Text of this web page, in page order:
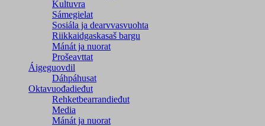
Kultuvra
Sámegielat
Sosiála ja dearvvasvuohta
Riikkaidgaskasaš bargu
Mánát ja nuorat
Prošeavttat
Áigeguovdil
Dáhpáhusat
Oktavuođadieđut
Rehketbearrandieđut
Media
Mánát ja nuorat